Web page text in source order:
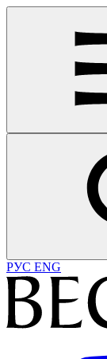
РУС ENG